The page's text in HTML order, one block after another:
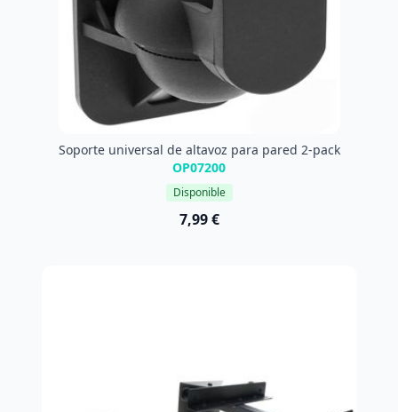
Soporte universal de altavoz para pared 2-pack
OP07200
Disponible
7,99 €